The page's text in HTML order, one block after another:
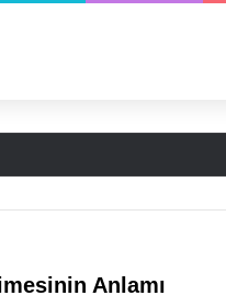
Uzanan Bir Yolculuk
Anlamı